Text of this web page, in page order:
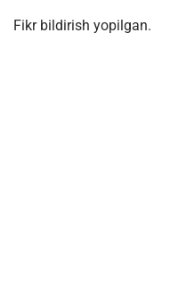
Fikr bildirish yopilgan.